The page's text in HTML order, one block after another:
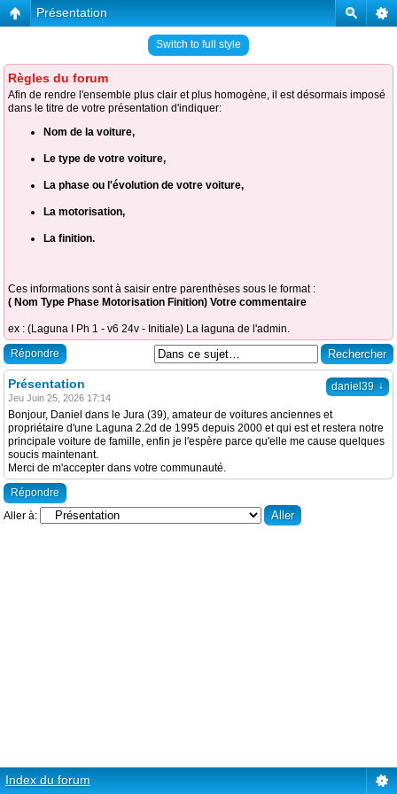
Présentation
Switch to full style
Règles du forum
Afin de rendre l'ensemble plus clair et plus homogène, il est désormais imposé
dans le titre de votre présentation d'indiquer:
Nom de la voiture,
Le type de votre voiture,
La phase ou l'évolution de votre voiture,
La motorisation,
La finition.
Ces informations sont à saisir entre parenthèses sous le format :
( Nom Type Phase Motorisation Finition) Votre commentaire
ex : (Laguna I Ph 1 - v6 24v - Initiale) La laguna de l'admin.
Répondre
daniel39 ↓
Présentation
Jeu Juin 25, 2026 17:14
Bonjour, Daniel dans le Jura (39), amateur de voitures anciennes et
propriétaire d'une Laguna 2.2d de 1995 depuis 2000 et qui est et restera notre
principale voiture de famille, enfin je l'espère parce qu'elle me cause quelques
soucis maintenant.
Merci de m'accepter dans votre communauté.
Répondre
Aller à:
Index du forum